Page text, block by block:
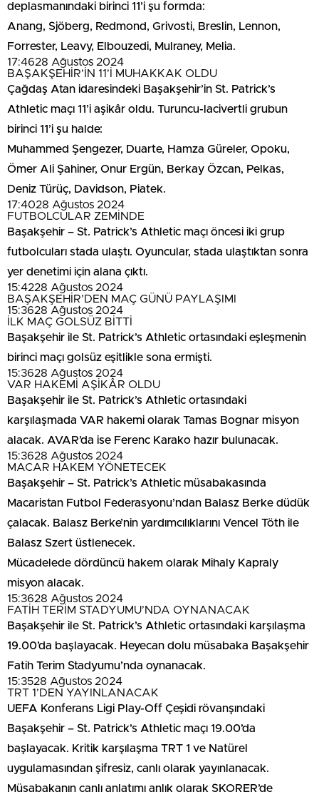
deplasmanındaki birinci 11’i şu formda:
Anang, Sjöberg, Redmond, Grivosti, Breslin, Lennon,
Forrester, Leavy, Elbouzedi, Mulraney, Melia.
17:4628 Ağustos 2024
BAŞAKŞEHİR’İN 11’İ MUHAKKAK OLDU
Çağdaş Atan idaresindeki Başakşehir’in St. Patrick’s
Athletic maçı 11’i aşikâr oldu. Turuncu-lacivertli grubun
birinci 11’i şu halde:
Muhammed Şengezer, Duarte, Hamza Güreler, Opoku,
Ömer Ali Şahiner, Onur Ergün, Berkay Özcan, Pelkas,
Deniz Türüç, Davidson, Piatek.
17:4028 Ağustos 2024
FUTBOLCULAR ZEMİNDE
Başakşehir – St. Patrick’s Athletic maçı öncesi iki grup
futbolcuları stada ulaştı. Oyuncular, stada ulaştıktan sonra
yer denetimi için alana çıktı.
15:4228 Ağustos 2024
BAŞAKŞEHİR’DEN MAÇ GÜNÜ PAYLAŞIMI
15:3628 Ağustos 2024
İLK MAÇ GOLSÜZ BİTTİ
Başakşehir ile St. Patrick’s Athletic ortasındaki eşleşmenin
birinci maçı golsüz eşitlikle sona ermişti.
15:3628 Ağustos 2024
VAR HAKEMİ AŞİKÂR OLDU
Başakşehir ile St. Patrick’s Athletic ortasındaki
karşılaşmada VAR hakemi olarak Tamas Bognar misyon
alacak. AVAR’da ise Ferenc Karako hazır bulunacak.
15:3628 Ağustos 2024
MACAR HAKEM YÖNETECEK
Başakşehir – St. Patrick’s Athletic müsabakasında
Macaristan Futbol Federasyonu’ndan Balasz Berke düdük
çalacak. Balasz Berke’nin yardımcılıklarını Vencel Töth ile
Balasz Szert üstlenecek.
Mücadelede dördüncü hakem olarak Mihaly Kapraly
misyon alacak.
15:3628 Ağustos 2024
FATİH TERİM STADYUMU’NDA OYNANACAK
Başakşehir ile St. Patrick’s Athletic ortasındaki karşılaşma
19.00’da başlayacak. Heyecan dolu müsabaka Başakşehir
Fatih Terim Stadyumu’nda oynanacak.
15:3528 Ağustos 2024
TRT 1’DEN YAYINLANACAK
UEFA Konferans Ligi Play-Off Çeşidi rövanşındaki
Başakşehir – St. Patrick’s Athletic maçı 19.00’da
başlayacak. Kritik karşılaşma TRT 1 ve Natürel
uygulamasından şifresiz, canlı olarak yayınlanacak.
Müsabakanın canlı anlatımı anlık olarak SKORER’de